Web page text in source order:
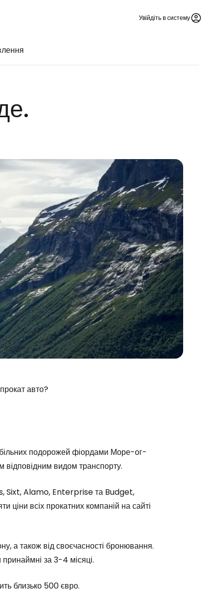
Увійдіть в систему
авто?
подорожей фіордами Море-ог-
видом транспорту.
Sixt, Alamo, Enterprise та Budget,
ціни всіх прокатних компаній на сайті
а також від своєчасності бронювання.
за 3-4 місяці.
близько 500 євро.